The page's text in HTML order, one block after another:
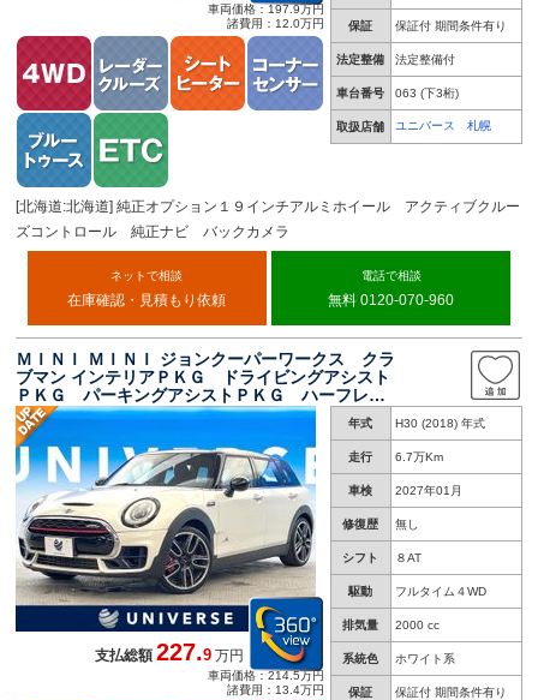
保証 保証付 期間条件有り
法定整備 法定整備付
車台番号 063 (下3桁)
取扱店舗 ユニバース 札幌
車両価格：197.9万円
諸費用：12.0万円
[北海道:北海道] 純正オプション１９インチアルミホイール アクティブクルー
ズコントロール 純正ナビ バックカメラ
ネットで相談
在庫確認・見積もり依頼
電話で相談
無料 0120-070-960
ＭＩＮＩ ＭＩＮＩ ジョンクーパーワークス クラ
ブマン インテリアＰＫＧ ドライビングアシスト
ＰＫＧ パーキングアシストＰＫＧ ハーフレザ
ーシート シートヒーター 追従クルコン 純正
１９インチアルミ 衝突軽減システム バックカ
メラ ＥＴＣ 禁煙車 ４ＷＤ
年式 H30 (2018) 年式
走行 6.7万Km
車検 2027年01月
修復歴 無し
シフト ８AT
駆動 フルタイム４WD
排気量 2000 cc
系統色 ホワイト系
保証 保証付 期間条件有り
支払総額227.9 万円
車両価格：214.5万円
諸費用：13.4万円